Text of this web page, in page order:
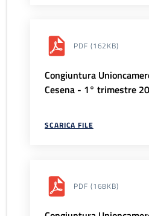
PDF (162KB)
Congiuntura
Cesena - 1° trimestre
SCARICA FILE
PDF (168KB)